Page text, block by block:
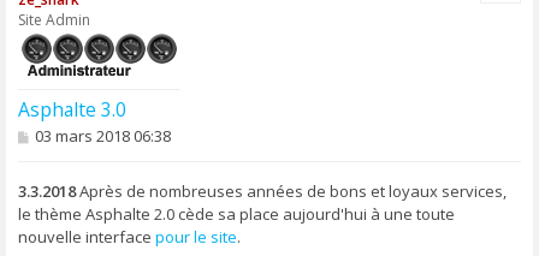
Site Admin
Asphalte 3.0
M
s
a
g
e
03 mars 2018 06:38
3.3.2018Après de nombreuses années de bons et loyaux services,
le thème Asphalte 2.0 cède sa place aujourd'hui à une toute
nouvelle interface pour le site.